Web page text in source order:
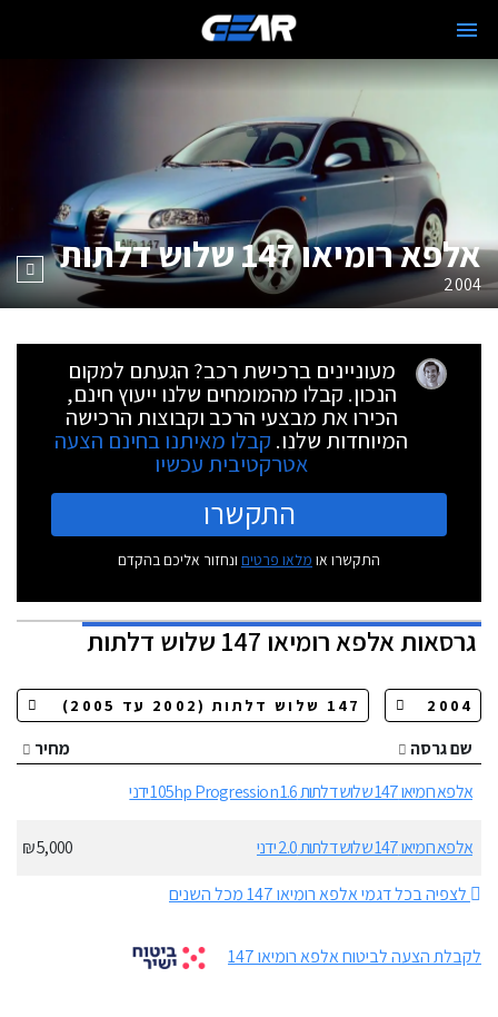
אלפא רומיאו 147 שלוש דלתות
2004
מעוניינים ברכישת רכב? הגעתם למקום
הנכון. קבלו מהמומחים שלנו ייעוץ חינם,
הכירו את מבצעי הרכב וקבוצות הרכישה
המיוחדות שלנו. קבלו מאיתנו בחינם הצעה
אטרקטיבית עכשיו
התקשרו
התקשרו או מלאו פרטים ונחזור אליכם בהקדם
גרסאותאלפא רומיאו 147 שלוש דלתות
שם גרסה
מחיר
אלפא רומיאו 147 שלוש דלתות 1.6 105hp Progression ידני
אלפא רומיאו 147 שלוש דלתות 2.0 ידני
5,000 ₪
לצפיה בכל דגמי אלפא רומיאו 147 מכל השנים
לקבלת הצעה לביטוח אלפא רומיאו 147